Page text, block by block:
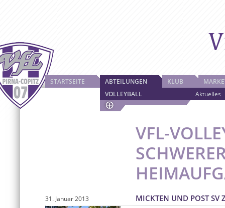
STARTSEITE
ABTEILUNGEN
VOLLEYBALL
Aktuelles
KLUB
VFL-
MICKTEN UND POST SV
31. Januar 2013